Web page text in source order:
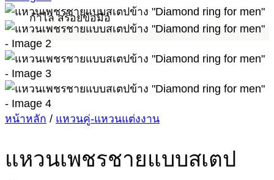
กำไล สร้อยข้อมือ
หน้าหลัก / แหวนคู่-แหวนแต่งงาน
แหวนเพชรชายแบบสเตป